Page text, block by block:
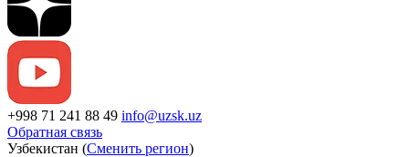
+998 71 241 88 49 info@uzsk.uz
Обратная связь
Узбекистан (Сменить регион)